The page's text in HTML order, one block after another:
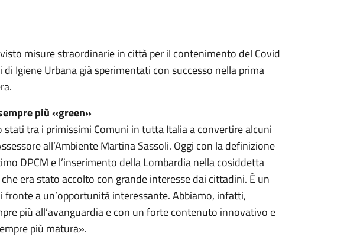
misure straordinarie in città per il contenimento del Covid
di Igiene Urbana già sperimentati con successo nella prima
più «green»
tra i primissimi Comuni in tutta Italia a convertire alcuni
all’Ambiente Martina Sassoli. Oggi con la definizione
DPCM e l’inserimento della Lombardia nella cosiddetta
era stato accolto con grande interesse dai cittadini. È un
a un’opportunità interessante. Abbiamo, infatti,
più all’avanguardia e con un forte contenuto innovativo e
più matura».